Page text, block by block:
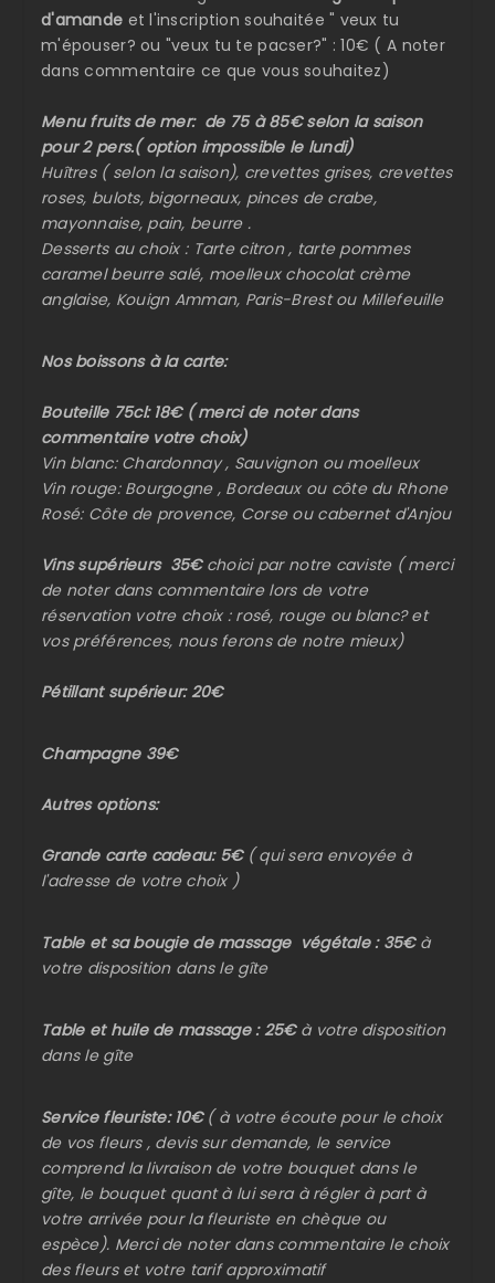
d'amande et l'inscription souhaitée " veux tu
m'épouser? ou "veux tu te pacser?" : 10€ ( A noter
dans commentaire ce que vous souhaitez)
Menu fruits de mer: de 75 à 85€ selon la saison
pour 2 pers.( option impossible le lundi)
Huîtres ( selon la saison), crevettes grises, crevettes
roses, bulots, bigorneaux, pinces de crabe,
mayonnaise, pain, beurre .
Desserts au choix : Tarte citron , tarte pommes
caramel beurre salé, moelleux chocolat crème
anglaise, Kouign Amman, Paris-Brest ou Millefeuille
Nos boissons à la carte:
Bouteille 75cl: 18€ ( merci de noter dans
commentaire votre choix)
Vin blanc: Chardonnay , Sauvignon ou moelleux
Vin rouge: Bourgogne , Bordeaux ou côte du Rhone
Rosé: Côte de provence, Corse ou cabernet d'Anjou
Vins supérieurs 35€choici par notre caviste ( merci
de noter dans commentaire lors de votre
réservation votre choix : rosé, rouge ou blanc? et
vos préférences, nous ferons de notre mieux)
Pétillant supérieur: 20€
Champagne 39€
Autres options:
Grande carte cadeau: 5€ ( qui sera envoyée à
l'adresse de votre choix )
Table et sa bougie de massage végétale : 35€à
votre disposition dans le gîte
Table et huile de massage : 25€à votre disposition
dans le gîte
Service fleuriste: 10€( à votre écoute pour le choix
de vos fleurs , devis sur demande, le service
comprend la livraison de votre bouquet dans le
gîte, le bouquet quant à lui sera à régler à part à
votre arrivée pour la fleuriste en chèque ou
espèce). Merci de noter dans commentaire le choix
des fleurs et votre tarif approximatif